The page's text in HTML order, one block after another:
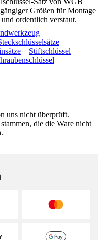
Größen für Montage
ordentlich verstaut.
Stiftschlüssel
uns nicht überprüft.
die die Ware nicht